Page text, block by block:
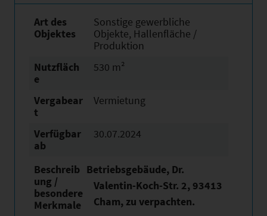
Art des
Objektes
Sonstige gewerbliche
Objekte, Hallenfläche /
Produktion
Nutzfläch
e
530 m²
Vergabear
t
Vermietung
Verfügbar
ab
30.07.2024
Beschreib
ung /
besondere
Merkmale
Betriebsgebäude, Dr.
Valentin-Koch-Str. 2, 93413
Cham, zu verpachten.